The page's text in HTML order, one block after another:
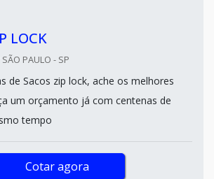
LOCK
PAULO - SP
de Sacos zip lock, ache os melhores
um orçamento já com centenas de
tempo
Cotar agora